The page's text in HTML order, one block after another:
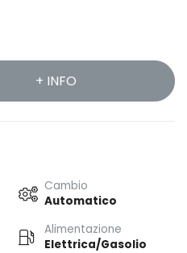
+ INFO
Cambio
Automatico
Alimentazione
Elettrica/Gasolio